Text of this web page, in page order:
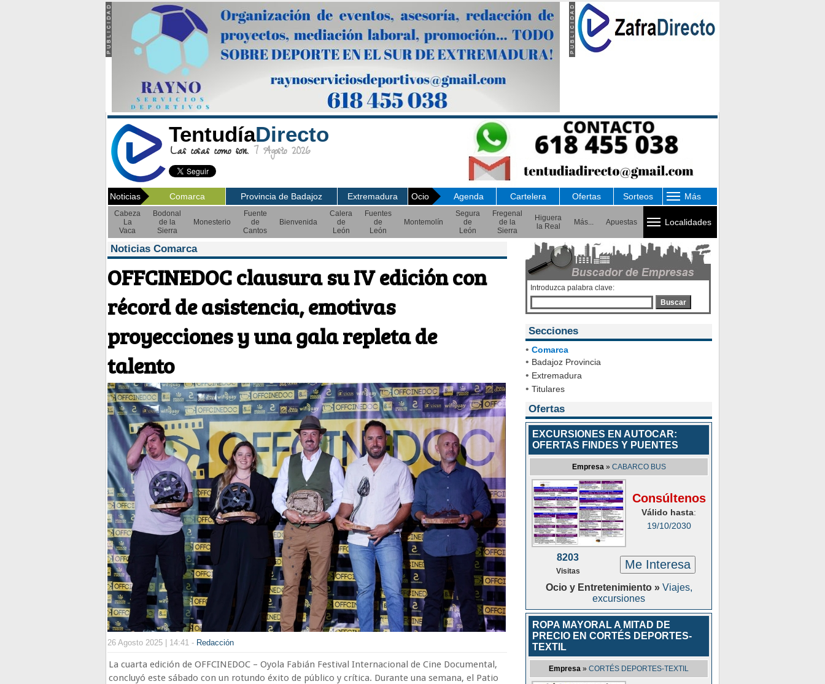
TentudíaDirecto
Las cosas como son. 7 Agosto 2026
Noticias Comarca Provincia de Badajoz Extremadura Ocio Agenda Cartelera Ofertas Sorteos Más
Cabeza
La
Vaca
Bodonal
de la
Sierra
Monesterio
Fuente
de
Cantos
Bienvenida
Calera
de
León
Fuentes
de
León
Montemolín
Segura
de
León
Fregenal
de la
Sierra
Higuera
la Real
Más... Apuestas Localidades
Noticias Comarca
OFFCINEDOC clausura su IV edición con
récord de asistencia, emotivas
proyecciones y una gala repleta de
talento
26 Agosto 2025 | 14:41 - Redacción
La cuarta edición de OFFCINEDOC – Oyola Fabián Festival Internacional de Cine Documental,
concluyó este sábado con un rotundo éxito de público y crítica. Durante una semana, el Patio
Introduzca palabra clave:
Buscar
Secciones
• Comarca
• Badajoz Provincia
• Extremadura
• Titulares
Ofertas
EXCURSIONES EN AUTOCAR:
OFERTAS FINDES Y PUENTES
Empresa» CABARCO BUS
Consúltenos
Válido hasta:
19/10/2030
8203
Visitas Me Interesa
Ocio y Entretenimiento » Viajes,
excursiones
ROPA MAYORAL A MITAD DE
PRECIO EN CORTÉS DEPORTES-
TEXTIL
Empresa » CORTÉS DEPORTES-TEXTIL